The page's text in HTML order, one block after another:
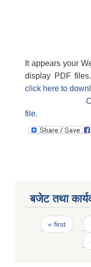
It appears your
display PDF files.
click here to
file.
बजेट तथा
Pages
« first